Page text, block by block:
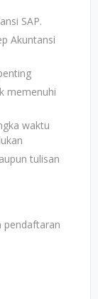
SAP.
Akuntansi
memenuhi
waktu
tulisan
pendaftaran